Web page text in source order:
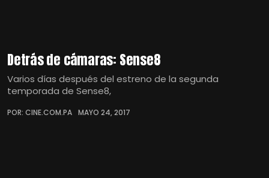
Detrás de cámaras: Sense8
Varios días después del estreno de la segunda
temporada de Sense8,
POR: CINE.COM.PA MAYO 24, 2017